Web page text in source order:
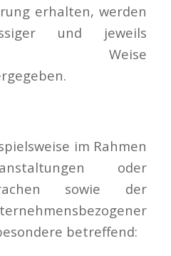
erhalten, werden
und jeweils
Weise
im Rahmen
oder
sowie der
betreffend: